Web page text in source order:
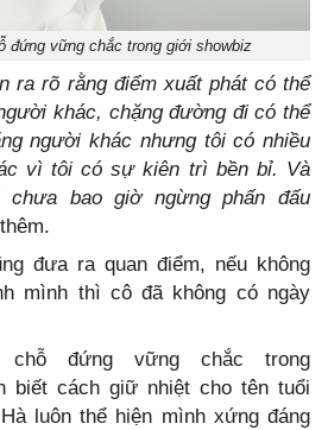
đứng vững chắc trong giới showbiz
ra rõ rằng điểm xuất phát có thể
khác, chặng đường đi có thể
người khác nhưng tôi có nhiều
vì tôi có sự kiên trì bền bỉ. Và
chưa bao giờ ngừng phấn đấu
đưa ra quan điểm, nếu không
mình thì cô đã không có ngày
đứng vững chắc trong
biết cách giữ nhiệt cho tên tuổi
luôn thể hiện mình xứng đáng